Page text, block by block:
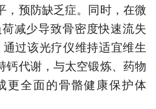
，预防缺乏症。同时，在微
减少导致骨密度快速流失
通过该光疗仪维持适宜维生
钙代谢，与太空锻炼、药物
更全面的骨骼健康保护体